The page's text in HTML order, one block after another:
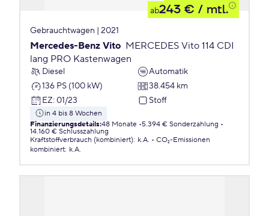
ab243 € / mtl.
Gebrauchtwagen | 2021
Mercedes-Benz Vito MERCEDES Vito 114 CDI
lang PRO Kastenwagen
Diesel
Automatik
136 PS (100 kW)
38.454 km
EZ: 01/23 Stoff
in 4 bis 8 Wochen
Finanzierungsdetails:48 Monate 5.394 € Sonderzahlung
14.160 € Schlusszahlung
Kraftstoffverbrauch (kombiniert): k.A.
CO₂-Emissionen
kombiniert: k.A.